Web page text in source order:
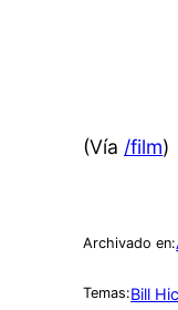
(Vía /film)
Archivado en:
Temas:Bill